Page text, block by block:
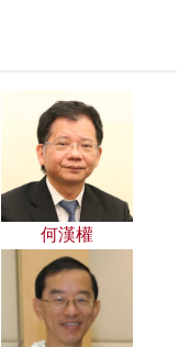
何漢權